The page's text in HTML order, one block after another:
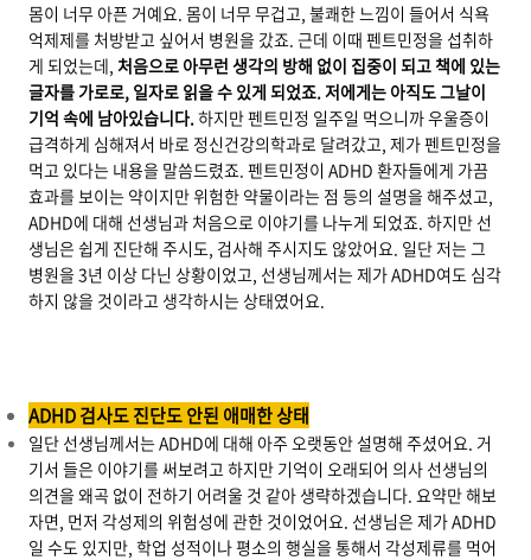
몸이 너무 아픈 거예요. 몸이 너무 무겁고, 불쾌한 느낌이 들어서 식욕
억제제를 처방받고 싶어서 병원을 갔죠. 근데 이때 펜트민정을 섭취하
게 되었는데, 처음으로 아무런 생각의 방해 없이 집중이 되고 책에 있는
글자를 가로로, 일자로 읽을 수 있게 되었죠. 저에게는 아직도 그날이
기억 속에 남아있습니다.하지만 펜트민정 일주일 먹으니까 우울증이
급격하게 심해져서 바로 정신건강의학과로 달려갔고, 제가 펜트민정을
먹고 있다는 내용을 말씀드렸죠. 펜트민정이 ADHD 환자들에게 가끔
효과를 보이는 약이지만 위험한 약물이라는 점 등의 설명을 해주셨고,
ADHD에 대해 선생님과 처음으로 이야기를 나누게 되었죠. 하지만 선
생님은 쉽게 진단해 주시도, 검사해 주시지도 않았어요. 일단 저는 그
병원을 3년 이상 다닌 상황이었고, 선생님께서는 제가 ADHD여도 심각
하지 않을 것이라고 생각하시는 상태였어요.
ADHD 검사도 진단도 안된 애매한 상태
일단 선생님께서는 ADHD에 대해 아주 오랫동안 설명해 주셨어요. 거
기서 들은 이야기를 써보려고 하지만 기억이 오래되어 의사 선생님의
의견을 왜곡 없이 전하기 어려울 것 같아 생략하겠습니다. 요약만 해보
자면, 먼저 각성제의 위험성에 관한 것이었어요. 선생님은 제가 ADHD
일 수도 있지만, 학업 성적이나 평소의 행실을 통해서 각성제류를 먹어